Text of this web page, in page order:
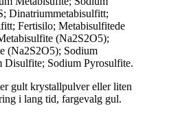
Dinatriummetabisulfitt;
Fertisilo; Metabisulfitede
(Na2S2O5);
(Na2S2O5); Sodium
Disulfite; Sodium Pyrosulfite.
gult krystallpulver eller liten
i lang tid, fargevalg gul.